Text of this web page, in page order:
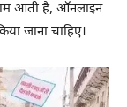
आती है, ऑनलाइन
जाना चाहिए।